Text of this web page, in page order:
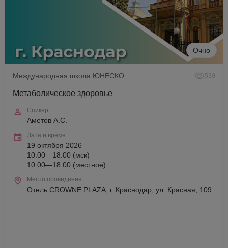
Очно
Международная школа ЮНЕСКО 530
Метаболическое здоровье
Спикер
Аметов А.С.
Дата и время
19 октября 2026
10:00—18:00 (мск)
10:00—18:00 (местное)
Место проведения
Отель CROWNE PLAZA, г. Краснодар, ул. Красная, 109